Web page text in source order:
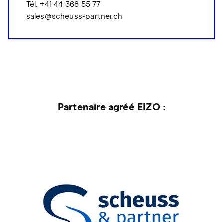
Tél. +41 44 368 55 77
sales@scheuss-partner.ch
Partenaire agréé EIZO :